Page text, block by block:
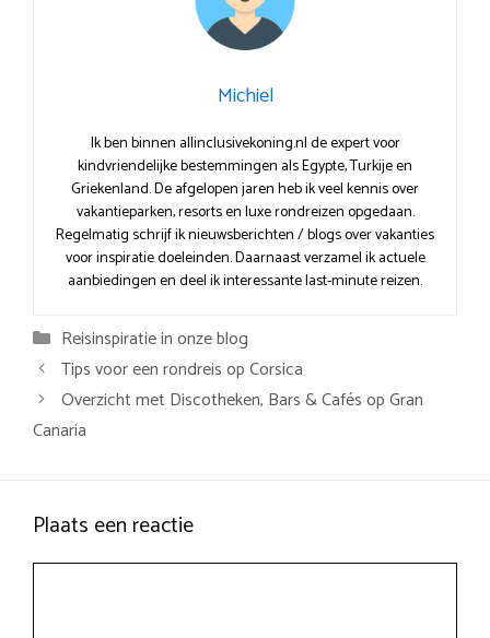
Michiel
Ik ben binnen allinclusivekoning.nl de expert voor
kindvriendelijke bestemmingen als Egypte, Turkije en
Griekenland. De afgelopen jaren heb ik veel kennis over
vakantieparken, resorts en luxe rondreizen opgedaan.
Regelmatig schrijf ik nieuwsberichten / blogs over vakanties
voor inspiratie doeleinden. Daarnaast verzamel ik actuele
aanbiedingen en deel ik interessante last-minute reizen.
Categorieën
Reisinspiratie in onze blog
Tips voor een rondreis op Corsica
Overzicht met Discotheken, Bars & Cafés op Gran
Canaria
Plaats een reactie